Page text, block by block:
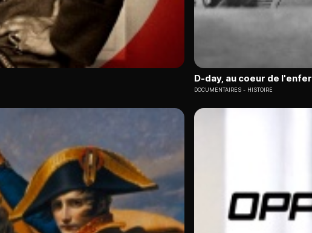
D-day, au coeur de l'enfer
DOCUMENTAIRES HISTOIRE